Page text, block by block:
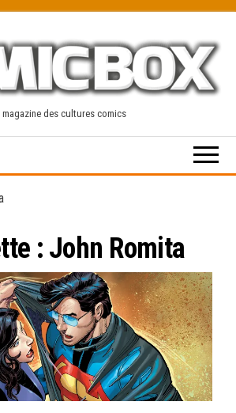
magazine des cultures comics
: John Romita